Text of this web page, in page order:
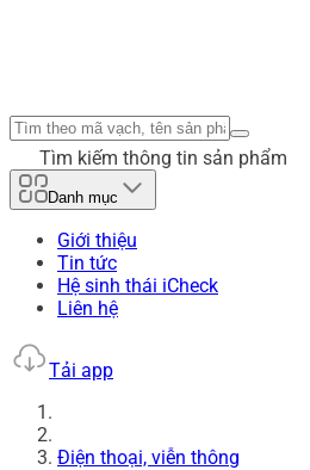
Tìm kiếm thông tin sản phẩm
Danh mục
Giới thiệu
Tin tức
Hệ sinh thái iCheck
Liên hệ
Tải app
Điện thoại, viễn thông